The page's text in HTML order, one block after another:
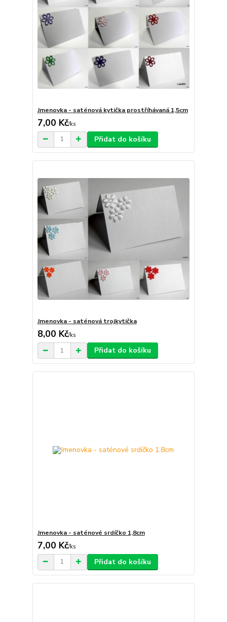
Jmenovka - saténová kytička prostříhávaná 1,5cm
7,00 Kč/ks
Přidat do košíku
Jmenovka - saténová trojkytička
8,00 Kč/ks
Přidat do košíku
Jmenovka - saténové srdíčko 1,8cm
7,00 Kč/ks
Přidat do košíku